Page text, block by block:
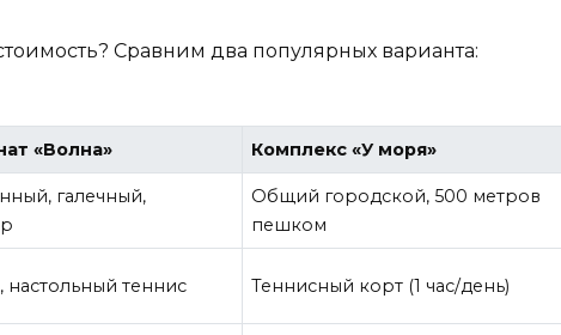
Сравним два популярных варианта:
«Волна» Комплекс «У моря»
галечный,
Общий городской, 500 метров
пешком
настольный теннис Теннисный корт (1 час/день)